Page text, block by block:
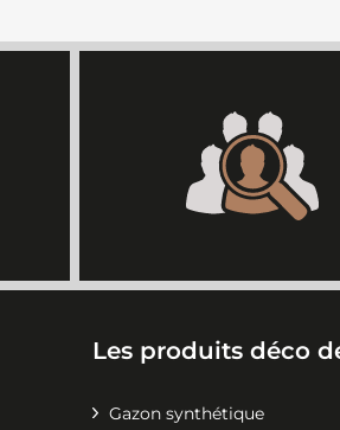
Les produits déco
Gazon synthétique